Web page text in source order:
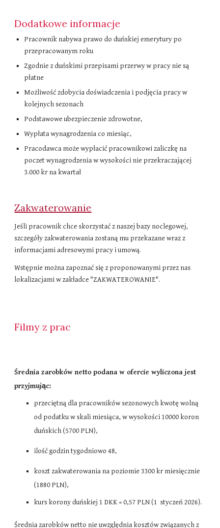
Dodatkowe informacje
Pracownik nabywa prawo do duńskiej emerytury po
przepracowanym roku
Zgodnie z duńskimi przepisami przerwy w pracy nie są
płatne
Możliwość zdobycia doświadczenia i podjęcia pracy w
kolejnych sezonach
Podstawowe ubezpieczenie zdrowotne,
Wypłata wynagrodzenia co miesiąc,
Pracodawca może wypłacić pracownikowi zaliczkę na
poczet wynagrodzenia w wysokości nie przekraczającej
3.000 kr na kwartał
Zakwaterowanie
Jeśli pracownik chce skorzystać z naszej bazy noclegowej,
szczegóły zakwaterowania zostaną mu przekazane wraz z
informacjami adresowymi pracy i umową.
Wstępnie można zapoznać się z proponowanymi przez nas
lokalizacjami w zakładce "ZAKWATEROWANIE".
Filmy z prac
Średnia zarobków netto podana w ofercie wyliczona jest
przyjmując:
przeciętną dla pracowników sezonowych kwotę wolną
od podatku w skali miesiąca, w wysokości 10000 koron
duńskich (5700 PLN),
ilość godzin tygodniowo48,
koszt zakwaterowania na poziomie 3300 kr miesięcznie
(1880 PLN),
kurs korony duńskiej 1 DKK = 0,57 PLN (1 styczeń 2026).
Średnia zarobków netto nie uwzględnia kosztów związanych z